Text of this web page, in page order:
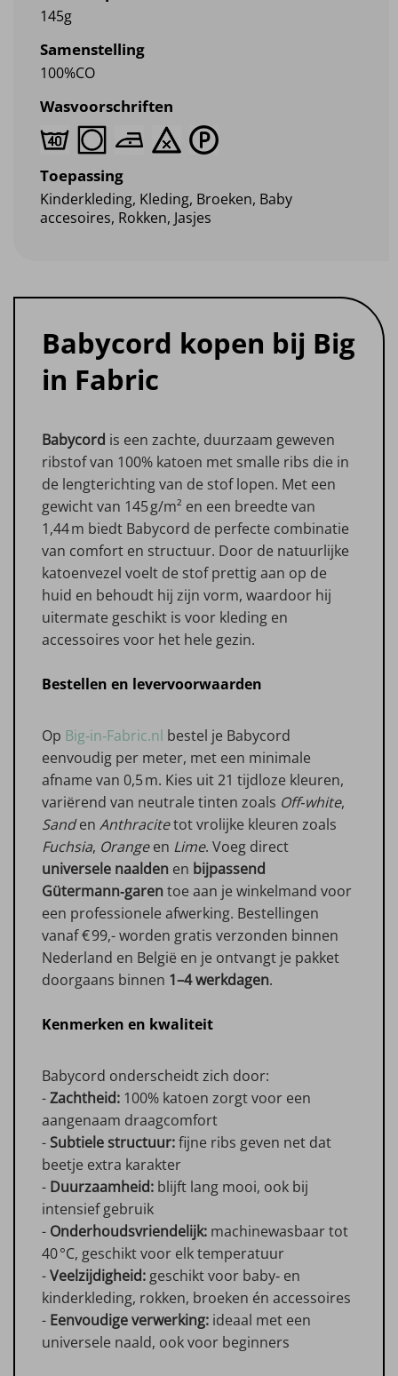
145g
Samenstelling
100%CO
Wasvoorschriften
Toepassing
Kinderkleding, Kleding, Broeken, Baby
accesoires, Rokken, Jasjes
Babycord kopen bij Big
in Fabric
Babycord is een zachte, duurzaam geweven
ribstof van 100% katoen met smalle ribs die in
de lengterichting van de stof lopen. Met een
gewicht van 145 g/m² en een breedte van
1,44 m biedt Babycord de perfecte combinatie
van comfort en structuur. Door de natuurlijke
katoenvezel voelt de stof prettig aan op de
huid en behoudt hij zijn vorm, waardoor hij
uitermate geschikt is voor kleding en
accessoires voor het hele gezin.
Bestellen en levervoorwaarden
Op Big‑in‑Fabric.nl bestel je Babycord
eenvoudig per meter, met een minimale
afname van 0,5 m. Kies uit 21 tijdloze kleuren,
variërend van neutrale tinten zoals Off‑white,
Sanden Anthracitetot vrolijke kleuren zoals
Fuchsia, Orangeen Lime. Voeg direct
universele naalden en bijpassend
Gütermann‑garentoe aan je winkelmand voor
een professionele afwerking. Bestellingen
vanaf € 99,- worden gratis verzonden binnen
Nederland en België en je ontvangt je pakket
doorgaans binnen 1–4 werkdagen.
Kenmerken en kwaliteit
Babycord onderscheidt zich door:
-Zachtheid: 100% katoen zorgt voor een
aangenaam draagcomfort
-Subtiele structuur:fijne ribs geven net dat
beetje extra karakter
- Duurzaamheid: blijft lang mooi, ook bij
intensief gebruik
- Onderhoudsvriendelijk: machinewasbaar tot
40 °C, geschikt voor elk temperatuur
-Veelzijdigheid: geschikt voor baby‑ en
kinderkleding, rokken, broeken én accessoires
- Eenvoudige verwerking: ideaal met een
universele naald, ook voor beginners